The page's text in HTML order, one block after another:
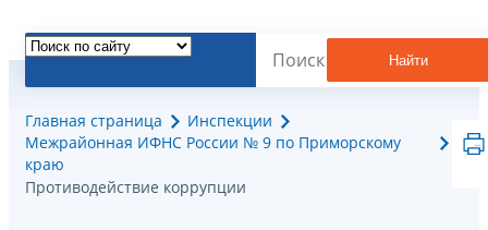
Найти
Главная страница
Инспекции
Межрайонная ИФНС России № 9 по Приморскому
краю
Противодействие коррупции